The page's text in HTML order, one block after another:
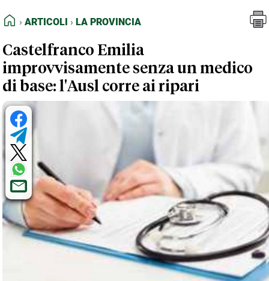
FEED RSS
NORMATIVE DEONTOLOGICHE
TERMINI e CONDIZIONI
Articoli
La Provincia
HOME
ARTICOLI LA PROVINCIA
Castelfranco Emilia
improvvisamente senza un medico
di base: l'Ausl corre ai ripari